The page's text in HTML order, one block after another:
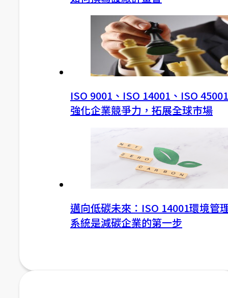
ISO 9001、ISO 14001、ISO 45001
強化企業競爭力，拓展全球市場
邁向低碳未來：ISO 14001環境管
系統是減碳企業的第一步